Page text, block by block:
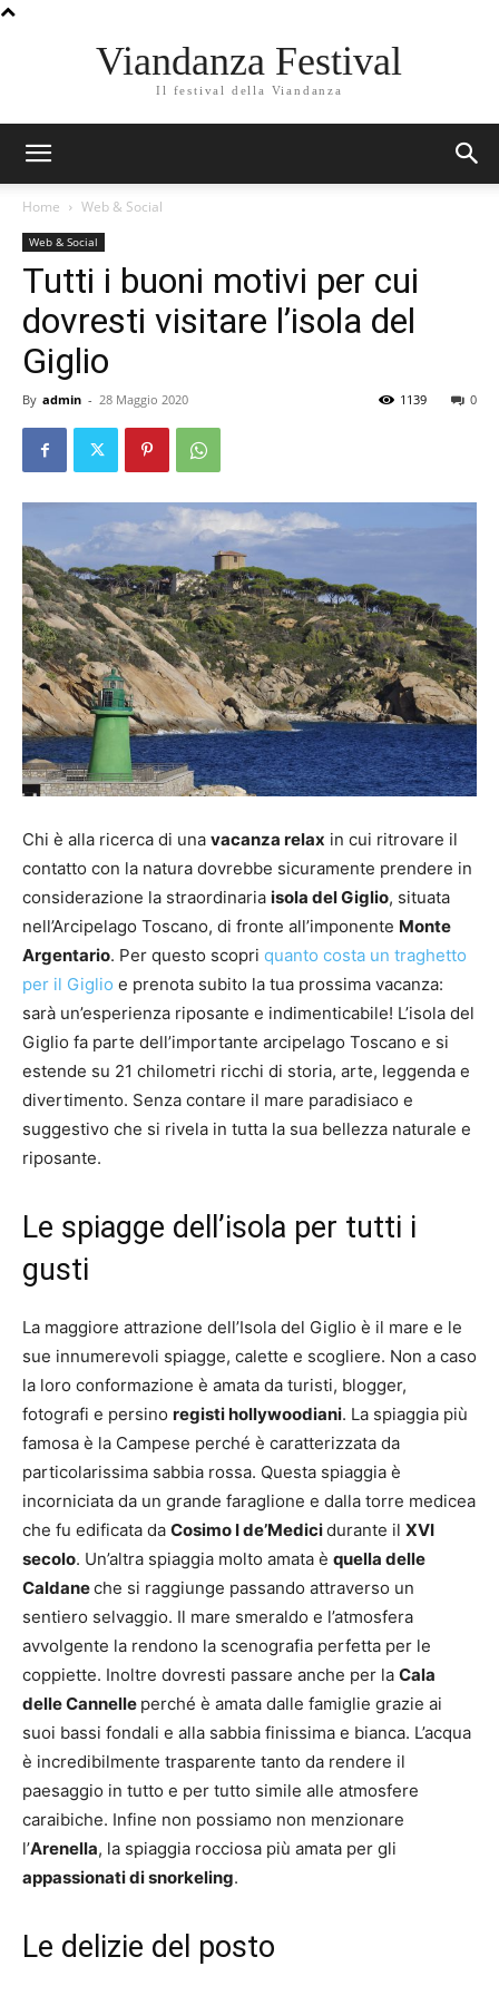
Viandanza Festival
Il festival della Viandanza
Home Web & Social
Web & Social
Tutti i buoni motivi per cui
dovresti visitare l’isola del
Giglio
By admin - 28 Maggio 2020 0
1139
Chi è alla ricerca di una vacanza relax in cui ritrovare il
contatto con la natura dovrebbe sicuramente prendere in
considerazione la straordinaria isola del Giglio, situata
nell’Arcipelago Toscano, di fronte all’imponente Monte
Argentario. Per questo scopri quanto costa un traghetto
per il Giglio e prenota subito la tua prossima vacanza:
sarà un’esperienza riposante e indimenticabile! L’isola del
Giglio fa parte dell’importante arcipelago Toscano e si
estende su 21 chilometri ricchi di storia, arte, leggenda e
divertimento. Senza contare il mare paradisiaco e
suggestivo che si rivela in tutta la sua bellezza naturale e
riposante.
Le spiagge dell’isola per tutti i
gusti
La maggiore attrazione dell’Isola del Giglio è il mare e le
sue innumerevoli spiagge, calette e scogliere. Non a caso
la loro conformazione è amata da turisti, blogger,
fotografi e persino registi hollywoodiani. La spiaggia più
famosa è la Campese perché è caratterizzata da
particolarissima sabbia rossa. Questa spiaggia è
incorniciata da un grande faraglione e dalla torre medicea
che fu edificata da Cosimo I de’Medicidurante il XVI
secolo. Un’altra spiaggia molto amata è quella delle
Caldaneche si raggiunge passando attraverso un
sentiero selvaggio. Il mare smeraldo e l’atmosfera
avvolgente la rendono la scenografia perfetta per le
coppiette. Inoltre dovresti passare anche per la Cala
delle Cannelle perché è amata dalle famiglie grazie ai
suoi bassi fondali e alla sabbia finissima e bianca. L’acqua
è incredibilmente trasparente tanto da rendere il
paesaggio in tutto e per tutto simile alle atmosfere
caraibiche. Infine non possiamo non menzionare
l’Arenella, la spiaggia rocciosa più amata per gli
appassionati di snorkeling.
Le delizie del posto